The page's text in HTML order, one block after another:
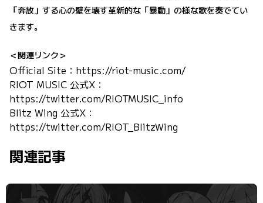
「奔放」する心の壁を壊す革新的な「暴動」の様な歌を奏でてい
きます。
＜関連リンク＞
Official Site： https://riot-music.com/
RIOT MUSIC 公式X：
https://twitter.com/RIOTMUSIC_info
Blitz Wing 公式X：
https://twitter.com/RIOT_BlitzWing
関連記事